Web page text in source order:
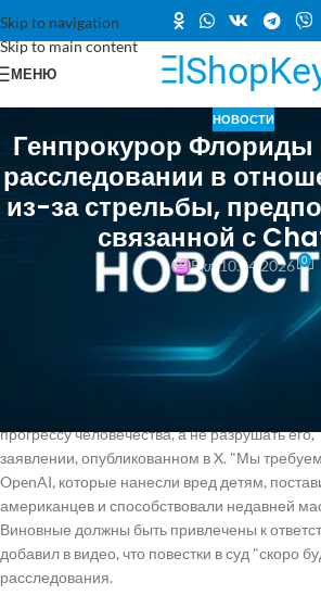
Skip to navigation
Skip to main content
МЕНЮ
НОВОСТИ
Генпрокурор
расследовании в
из-за стрельбы,
связанной с
Вкл 10.04.2026 0
В апреле 2025 года на территории кампуса
Флорида произошла стрельба, в результате
человека и пятеро получили ранения. На
одной из жертв стрельбы заявили, что
прогрессу человечества, а не разрушать
заявлении, опубликованном в X. "Мы
OpenAI, которые нанесли вред детям,
американцев и способствовали недавней
Виновные должны быть привлечены к
добавил в видео, что повестки в суд "скоро
расследования.